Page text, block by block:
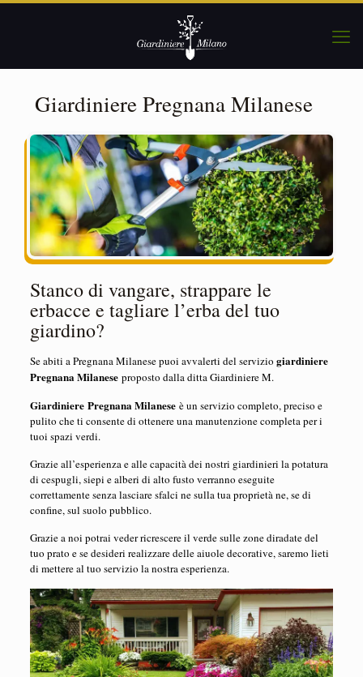
Giardiniere Pregnana Milanese
Stanco di vangare, strappare le
erbacce e tagliare l’erba del tuo
giardino?
Se abiti a Pregnana Milanese puoi avvalerti del servizio giardiniere
Pregnana Milanese proposto dalla ditta Giardiniere M.
Giardiniere Pregnana Milanese è un servizio completo, preciso e
pulito che ti consente di ottenere una manutenzione completa per i
tuoi spazi verdi.
Grazie all’esperienza e alle capacità dei nostri giardinieri la potatura
di cespugli, siepi e alberi di alto fusto verranno eseguite
correttamente senza lasciare sfalci ne sulla tua proprietà ne, se di
confine, sul suolo pubblico.
Grazie a noi potrai veder ricrescere il verde sulle zone diradate del
tuo prato e se desideri realizzare delle aiuole decorative, saremo lieti
di mettere al tuo servizio la nostra esperienza.